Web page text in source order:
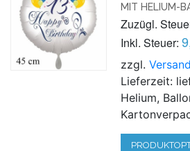
MIT HELIUM-
Zuzügl.
Inkl. Steuer:
zzgl.
Lieferzeit:
Helium,